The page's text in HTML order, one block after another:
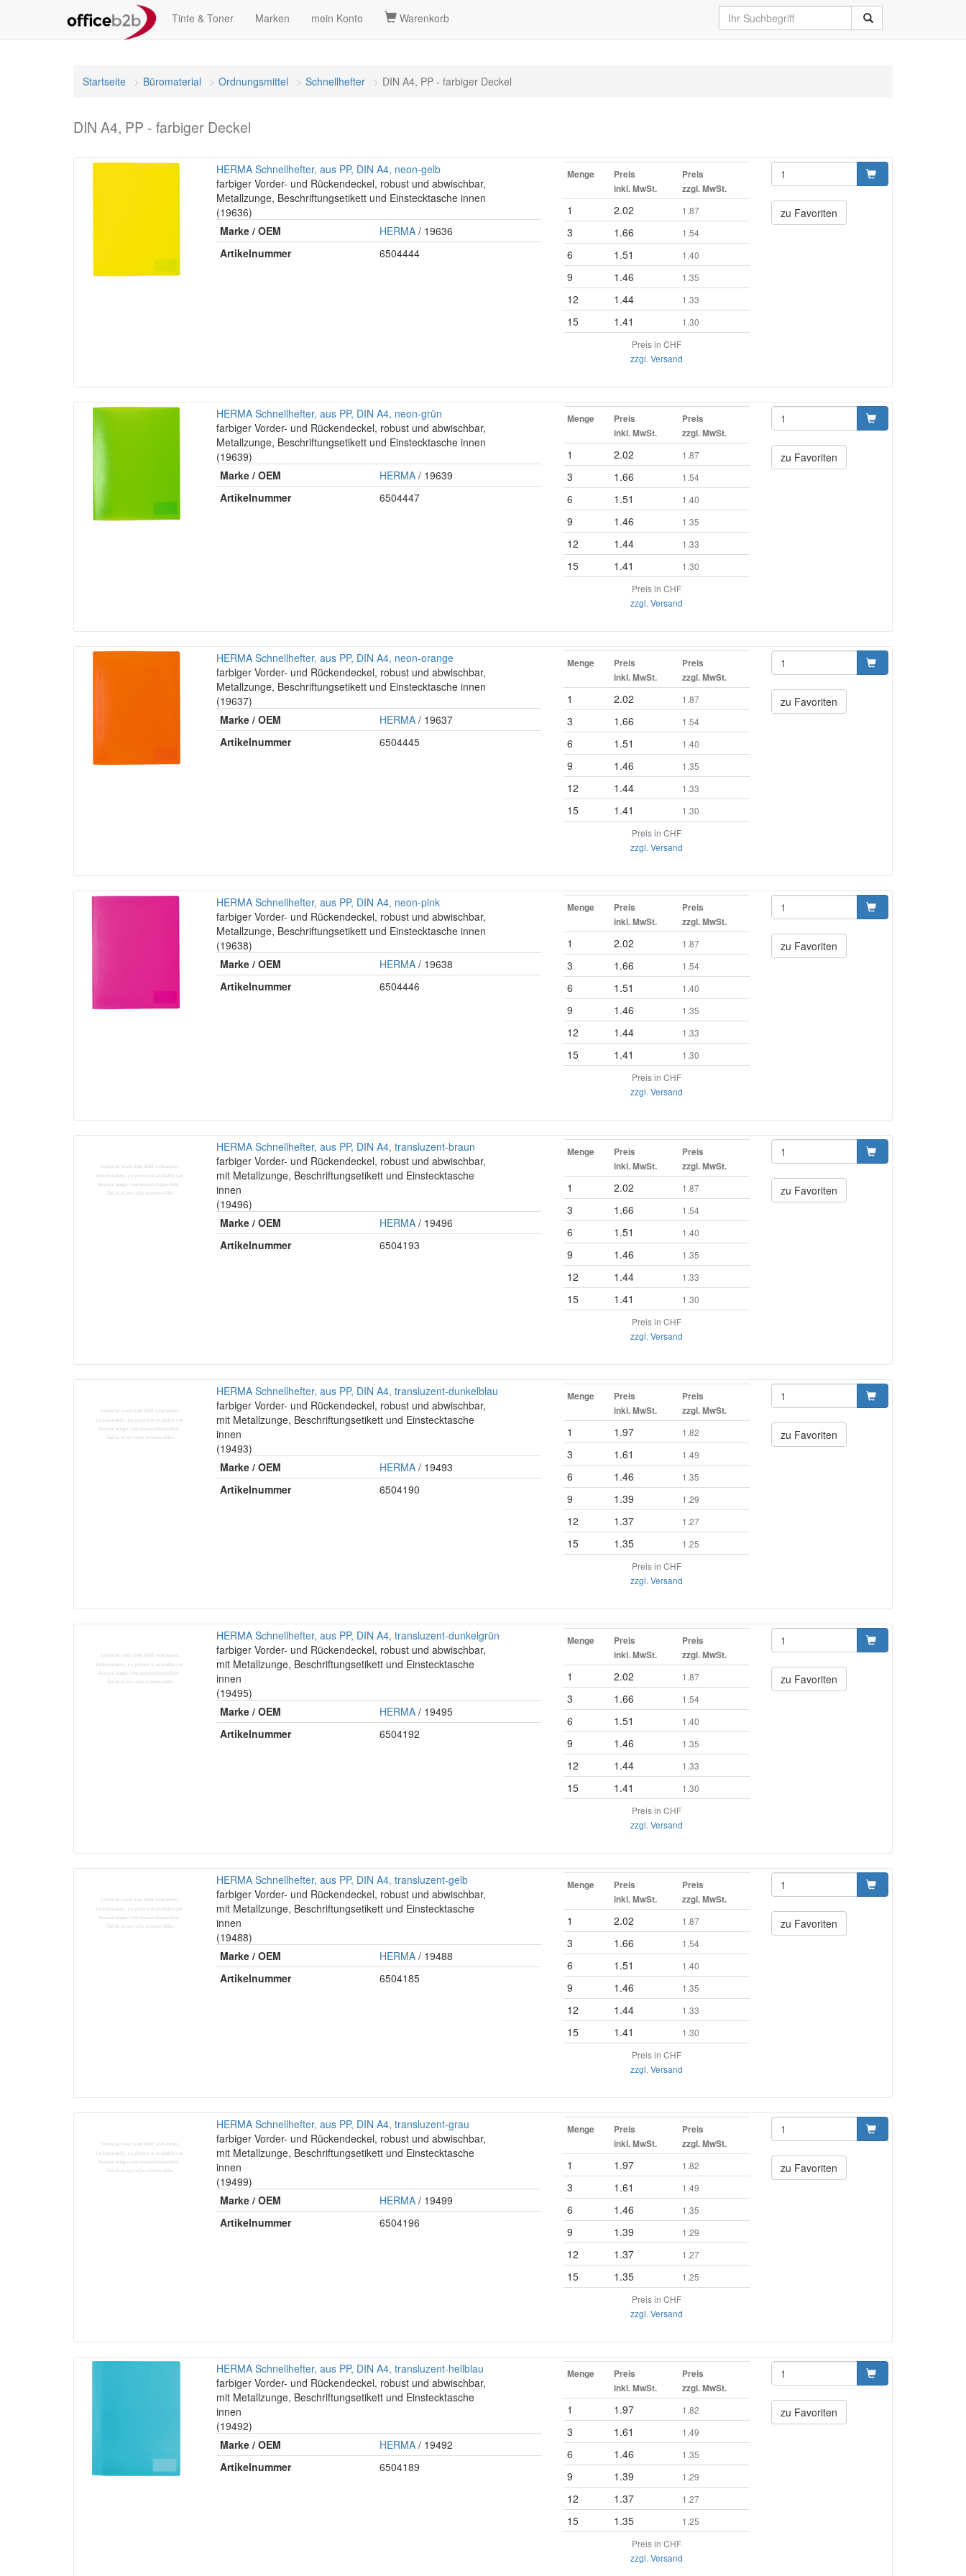
Tinte & Toner Marken mein Konto Warenkorb
Startseite Büromaterial Ordnungsmittel Schnellhefter DIN A4, PP - farbiger Deckel
DIN A4, PP - farbiger Deckel
HERMA Schnellhefter, aus PP, DIN A4, neon-gelb
farbiger Vorder- und Rückendeckel, robust und abwischbar,
Metallzunge, Beschriftungsetikett und Einstecktasche innen
(19636)
Marke / OEM
HERMA / 19636
Artikelnummer
6504444
Menge
Preis
inkl. MwSt.
Preis
zzgl. MwSt.
1 2.02 1.87
3 1.66 1.54
6 1.51 1.40
9 1.46 1.35
12 1.44 1.33
15 1.41
1.30
Preis in CHF
zzgl. Versand
zu Favoriten
HERMA Schnellhefter, aus PP, DIN A4, neon-grün
farbiger Vorder- und Rückendeckel, robust und abwischbar,
Metallzunge, Beschriftungsetikett und Einstecktasche innen
(19639)
Marke / OEM
HERMA / 19639
Artikelnummer
6504447
Menge
Preis
inkl. MwSt.
Preis
zzgl. MwSt.
1 2.02 1.87
3 1.66 1.54
6 1.51 1.40
9 1.46 1.35
12 1.44 1.33
15 1.41
1.30
Preis in CHF
zzgl. Versand
zu Favoriten
HERMA Schnellhefter, aus PP, DIN A4, neon-orange
farbiger Vorder- und Rückendeckel, robust und abwischbar,
Metallzunge, Beschriftungsetikett und Einstecktasche innen
(19637)
Marke / OEM
HERMA / 19637
Artikelnummer
6504445
Menge
Preis
inkl. MwSt.
Preis
zzgl. MwSt.
1 2.02 1.87
3 1.66 1.54
6 1.51 1.40
9 1.46 1.35
12 1.44 1.33
15 1.41
1.30
Preis in CHF
zzgl. Versand
zu Favoriten
HERMA Schnellhefter, aus PP, DIN A4, neon-pink
farbiger Vorder- und Rückendeckel, robust und abwischbar,
Metallzunge, Beschriftungsetikett und Einstecktasche innen
(19638)
Marke / OEM
HERMA / 19638
Artikelnummer
6504446
Menge
Preis
inkl. MwSt.
Preis
zzgl. MwSt.
1 2.02 1.87
3 1.66 1.54
6 1.51 1.40
9 1.46 1.35
12 1.44 1.33
15 1.41
1.30
Preis in CHF
zzgl. Versand
zu Favoriten
HERMA Schnellhefter, aus PP, DIN A4, transluzent-braun
farbiger Vorder- und Rückendeckel, robust und abwischbar,
mit Metallzunge, Beschriftungsetikett und Einstecktasche
innen
(19496)
Marke / OEM
HERMA / 19496
Artikelnummer
6504193
Menge
Preis
inkl. MwSt.
Preis
zzgl. MwSt.
1 2.02 1.87
3 1.66 1.54
6 1.51 1.40
9 1.46 1.35
12 1.44 1.33
15 1.41
1.30
Preis in CHF
zzgl. Versand
zu Favoriten
HERMA Schnellhefter, aus PP, DIN A4, transluzent-dunkelblau
farbiger Vorder- und Rückendeckel, robust und abwischbar,
mit Metallzunge, Beschriftungsetikett und Einstecktasche
innen
(19493)
Marke / OEM
HERMA / 19493
Artikelnummer
6504190
Menge
Preis
inkl. MwSt.
Preis
zzgl. MwSt.
1 1.97 1.82
3 1.61 1.49
6 1.46 1.35
9 1.39 1.29
12 1.37 1.27
15 1.35
1.25
Preis in CHF
zzgl. Versand
zu Favoriten
HERMA Schnellhefter, aus PP, DIN A4, transluzent-dunkelgrün
farbiger Vorder- und Rückendeckel, robust und abwischbar,
mit Metallzunge, Beschriftungsetikett und Einstecktasche
innen
(19495)
Marke / OEM
HERMA / 19495
Artikelnummer
6504192
Menge
Preis
inkl. MwSt.
Preis
zzgl. MwSt.
1 2.02 1.87
3 1.66 1.54
6 1.51 1.40
9 1.46 1.35
12 1.44 1.33
15 1.41
1.30
Preis in CHF
zzgl. Versand
zu Favoriten
HERMA Schnellhefter, aus PP, DIN A4, transluzent-gelb
farbiger Vorder- und Rückendeckel, robust und abwischbar,
mit Metallzunge, Beschriftungsetikett und Einstecktasche
innen
(19488)
Marke / OEM
HERMA / 19488
Artikelnummer
6504185
Menge
Preis
inkl. MwSt.
Preis
zzgl. MwSt.
1 2.02 1.87
3 1.66 1.54
6 1.51 1.40
9 1.46 1.35
12 1.44 1.33
15 1.41
1.30
Preis in CHF
zzgl. Versand
zu Favoriten
HERMA Schnellhefter, aus PP, DIN A4, transluzent-grau
farbiger Vorder- und Rückendeckel, robust und abwischbar,
mit Metallzunge, Beschriftungsetikett und Einstecktasche
innen
(19499)
Marke / OEM
HERMA / 19499
Artikelnummer
6504196
Menge
Preis
inkl. MwSt.
Preis
zzgl. MwSt.
1 1.97 1.82
3 1.61 1.49
6 1.46 1.35
9 1.39 1.29
12 1.37 1.27
15 1.35
1.25
Preis in CHF
zzgl. Versand
zu Favoriten
HERMA Schnellhefter, aus PP, DIN A4, transluzent-hellblau
farbiger Vorder- und Rückendeckel, robust und abwischbar,
mit Metallzunge, Beschriftungsetikett und Einstecktasche
innen
(19492)
Marke / OEM
HERMA / 19492
Artikelnummer
6504189
Menge
Preis
inkl. MwSt.
Preis
zzgl. MwSt.
1 1.97 1.82
3 1.61 1.49
6 1.46 1.35
9 1.39 1.29
12 1.37 1.27
15 1.35
1.25
Preis in CHF
zzgl. Versand
zu Favoriten